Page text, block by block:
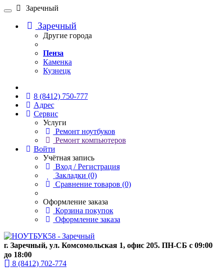
Заречный
Заречный
Другие города
Пенза
Каменка
Кузнецк
8 (8412) 750-777
Адрес
Сервис
Услуги
Ремонт ноутбуков
Ремонт компьютеров
Войти
Учётная запись
Вход / Регистрация
Закладки (0)
Сравнение товаров (0)
Оформление заказа
Корзина покупок
Оформление заказа
г. Заречный, ул. Комсомольская 1, офис 205. ПН-СБ с 09:00
до 18:00
8 (8412) 702-774